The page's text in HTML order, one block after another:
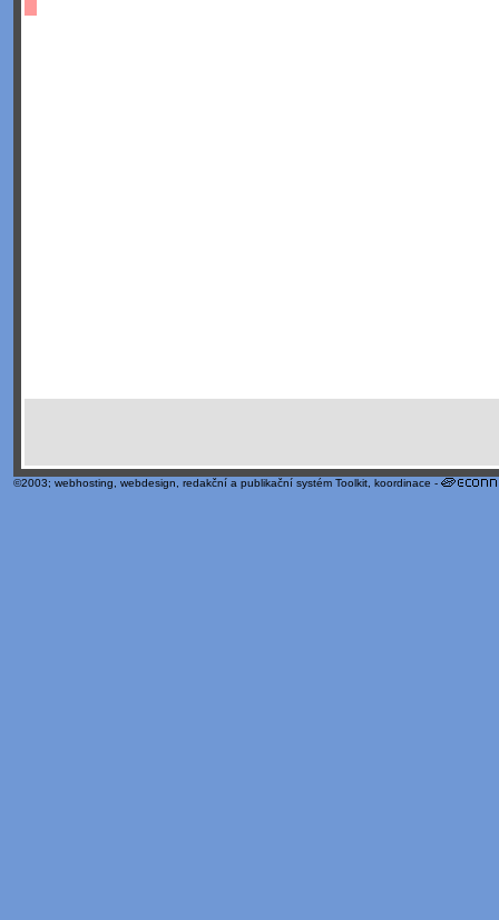
©2003; webhosting webdesign redakční a publikační systém Toolkit , koordinace -